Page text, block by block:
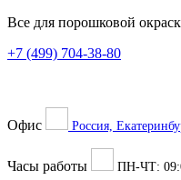
Все для порошковой
+7 (499) 704-38-80
Офис Россия,
Часы работы ПН-ЧТ: